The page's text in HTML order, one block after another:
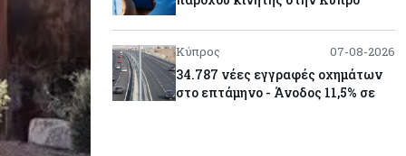
Κύπρος 07-08-2026
34.787 νέες εγγραφές οχημάτων
στο επτάμηνο - Άνοδος 11,5% σε